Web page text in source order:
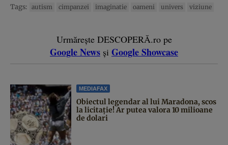
Tags: autism cimpanzei imaginatie oameni univers viziune
Urmărește DESCOPERĂ.ro pe
Google News și Google Showcase
MEDIAFAX
Obiectul legendar al lui Maradona, scos
la licitație! Ar putea valora 10 milioane
de dolari